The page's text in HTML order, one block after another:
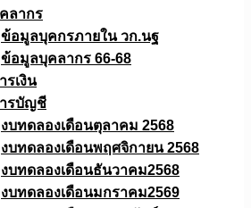
ลากร
ข้อมูลบุคกรภายใน วก.นฐ
ข้อมูลบุคลากร 66-68
รเงิน
รบัญชี
งบทดลองเดือนตุลาคม 2568
งบทดลองเดือนพฤศจิกายน 2568
งบทดลองเดือนธันวาคม2568
งบทดลองเดือนมกราคม2569